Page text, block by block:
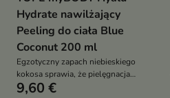
Hydrate nawilżający
Peeling do ciała Blue
Coconut 200 ml
Egzotyczny zapach niebieskiego
kokosa sprawia, że pielęgnacja
staje się przyjemnym rytuałem
9,60 €